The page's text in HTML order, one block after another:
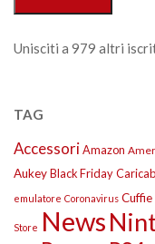
Unisciti a 979 altri
TAG
AccessoriAmazon
AukeyBlack Friday
emulatore Coronavirus Cuffie
Store News